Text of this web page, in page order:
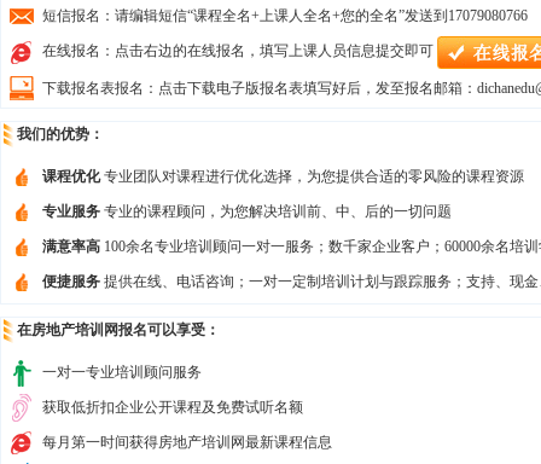
短信报名：请编辑短信“课程全名+上课人全名+您的全名”发送到17079080766
在线报名：点击右边的在线报名，填写上课人员信息提交即可
下载报名表报名：点击下载电子版报名表填写好后，发至报名邮箱：
我们的优势：
课程优化专业团队对课程进行优化选择，为您提供合适的零风险的课程资源
专业服务 专业的课程顾问，为您解决培训前、中、后的一切问题
满意率高 100余名专业培训顾问一对一服务；数千家企业客户；60000余名培
便捷服务 提供在线、电话咨询；一对一定制培训计划与跟踪服务；支持、现
在房地产培训网报名可以享受：
一对一专业培训顾问服务
获取低折扣企业公开课程及免费试听名额
每月第一时间获得房地产培训网最新课程信息